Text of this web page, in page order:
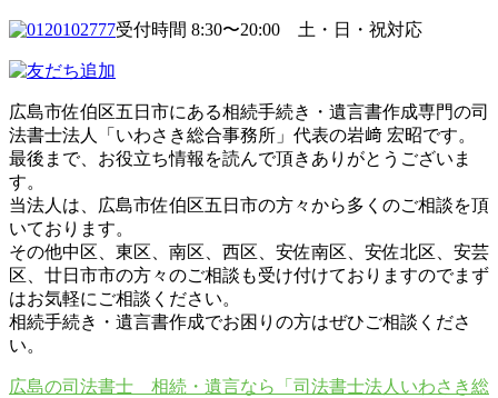
受付時間 8:30〜20:00 土・日・祝対応
広島市佐伯区五日市にある相続手続き・遺言書作成専門の司
法書士法人「いわさき総合事務所」代表の岩﨑 宏昭です。
最後まで、お役立ち情報を読んで頂きありがとうございま
す。
当法人は、広島市佐伯区五日市の方々から多くのご相談を頂
いております。
その他中区、東区、南区、西区、安佐南区、安佐北区、安芸
区、廿日市市の方々のご相談も受け付けておりますのでまず
はお気軽にご相談ください。
相続手続き・遺言書作成でお困りの方はぜひご相談くださ
い。
広島の司法書士 相続・遺言なら「司法書士法人いわさき総